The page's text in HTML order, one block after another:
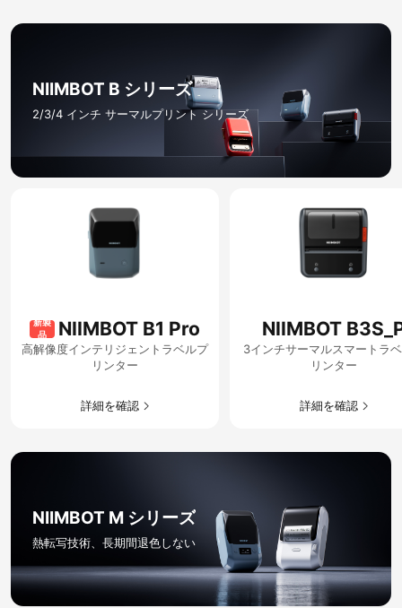
NIIMBOT B シリーズ
2/3/4 インチ サーマルプリント シリーズ
新製
品
NIIMBOT B1 Pro
高解像度インテリジェントラベルプ
リンター
詳細を確認​
NIIMBOT
3インチサーマルスマートラ
リンター
詳細を確認​
NIIMBOT M シリーズ​
熱転写技術、長期間退色しない